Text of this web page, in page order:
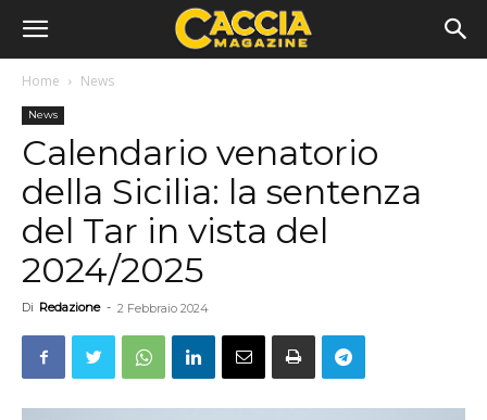
Home News
News
Calendario venatorio
della Sicilia: la sentenza
del Tar in vista del
2024/2025
Di Redazione - 2 Febbraio 2024